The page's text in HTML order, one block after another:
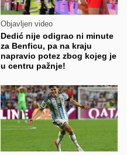
Objavljen video
Dedić nije odigrao ni minute
za Benficu, pa na kraju
napravio potez zbog kojeg je
u centru pažnje!